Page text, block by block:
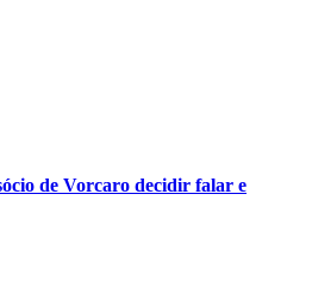
de Vorcaro decidir falar e